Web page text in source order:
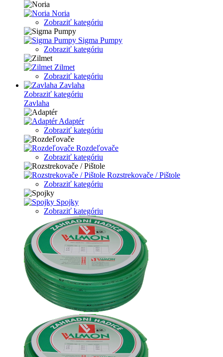
Noria
Zobraziť kategóriu
Sigma Pumpy
Zobraziť kategóriu
Zilmet
Zobraziť kategóriu
Zavlaha
Zobraziť kategóriu
Zavlaha
Adaptér
Zobraziť kategóriu
Rozdeľovače
Zobraziť kategóriu
Rozstrekovače / Pištole
Zobraziť kategóriu
Spojky
Zobraziť kategóriu